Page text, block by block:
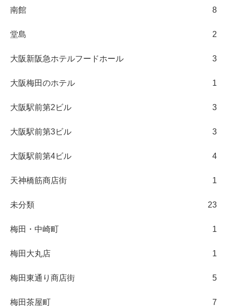
南館 8
堂島 2
大阪新阪急ホテルフードホール 3
大阪梅田のホテル 1
大阪駅前第2ビル 3
大阪駅前第3ビル 3
大阪駅前第4ビル 4
天神橋筋商店街 1
未分類 23
梅田・中崎町 1
梅田大丸店 1
梅田東通り商店街 5
梅田茶屋町 7